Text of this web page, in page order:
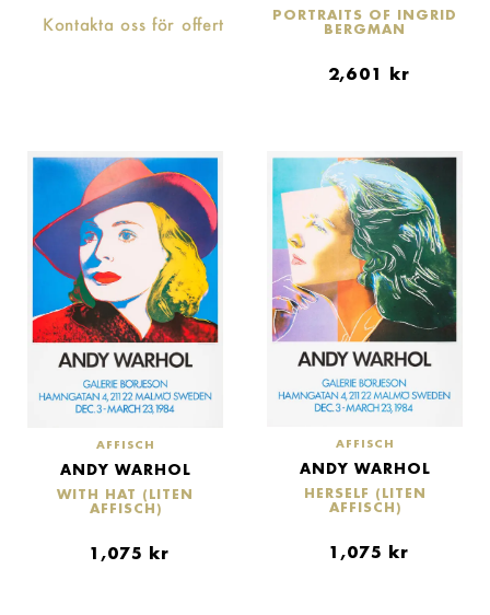
Kontakta oss för offert
PORTRAITS OF INGRID
BERGMAN
2,601 kr
AFFISCH
ANDY WARHOL
WITH HAT (LITEN
AFFISCH)
1,075 kr
AFFISCH
ANDY WARHOL
HERSELF (LITEN
AFFISCH)
1,075 kr